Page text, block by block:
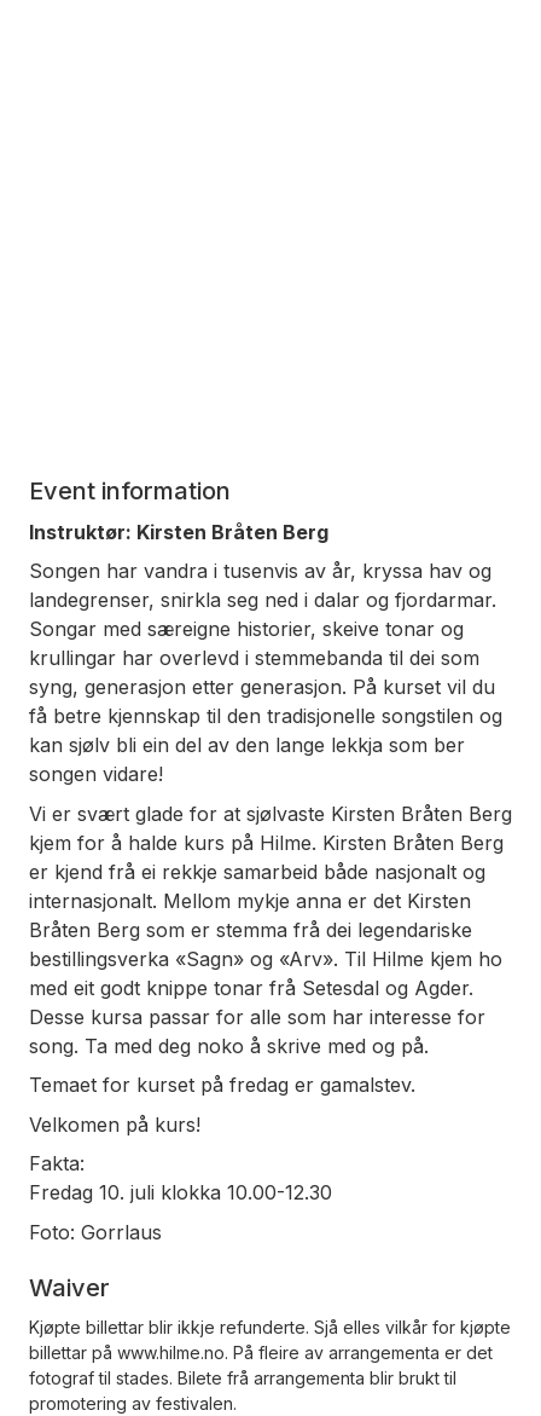
Event information
Instruktør: Kirsten Bråten Berg
Songen har vandra i tusenvis av år, kryssa hav og
landegrenser, snirkla seg ned i dalar og fjordarmar.
Songar med særeigne historier, skeive tonar og
krullingar har overlevd i stemmebanda til dei som
syng, generasjon etter generasjon. På kurset vil du
få betre kjennskap til den tradisjonelle songstilen og
kan sjølv bli ein del av den lange lekkja som ber
songen vidare!
Vi er svært glade for at sjølvaste Kirsten Bråten Berg
kjem for å halde kurs på Hilme. Kirsten Bråten Berg
er kjend frå ei rekkje samarbeid både nasjonalt og
internasjonalt. Mellom mykje anna er det Kirsten
Bråten Berg som er stemma frå dei legendariske
bestillingsverka «Sagn» og «Arv». Til Hilme kjem ho
med eit godt knippe tonar frå Setesdal og Agder.
Desse kursa passar for alle som har interesse for
song. Ta med deg noko å skrive med og på.
Temaet for kurset på fredag er gamalstev.
Velkomen på kurs!
Fakta:
Fredag 10. juli klokka 10.00-12.30
Foto: Gorrlaus
Waiver
Kjøpte billettar blir ikkje refunderte. Sjå elles vilkår for kjøpte
billettar på www.hilme.no. På fleire av arrangementa er det
fotograf til stades. Bilete frå arrangementa blir brukt til
promotering av festivalen.